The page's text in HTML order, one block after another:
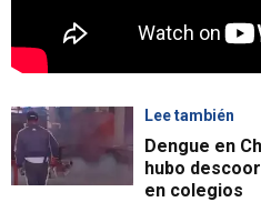
Lee también
Dengue en
hubo
en colegios